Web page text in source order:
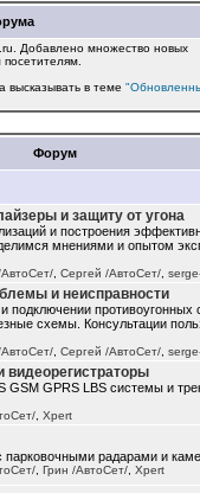
Добавлено множество новых
в теме
Форум
и защиту от угона
и построения
мнениями и опытом
Сергей /АвтоСет/
и неисправности
подключении противоугонных
схемы. Консультации
Сергей /АвтоСет/
видеорегистраторы
GSM GPRS LBS системы и
Xpert
радарами и
Грин /АвтоСет/ Xpert